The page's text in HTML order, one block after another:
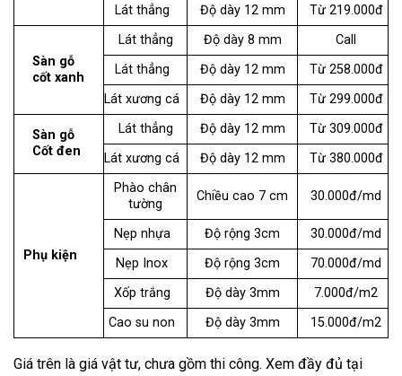
Lát thẳng Độ dày 12 mm Từ 219.000đ
Sàn gỗ
cốt xanh
Lát thẳng Độ dày 8 mm
Call
Lát thẳng
Độ dày 12 mm
Từ 258.000đ
Lát xương cá
Độ dày 12 mm Từ 299.000đ
Sàn gỗ
Cốt đen
Lát thẳng Độ dày 12 mm
Từ 309.000đ
Lát xương cá
Độ dày 12 mm Từ 380.000đ
Phụ kiện
Phào chân
tường
Chiều cao 7 cm 30.000đ/md
Nẹp nhựa Độ rộng 3cm
30.000đ/md
Nẹp Inox
Độ rộng 3cm
70.000đ/md
Xốp trắng
Độ dày 3mm
7.000đ/m2
Cao su non
Độ dày 3mm 15.000đ/m2
Giá trên là giá vật tư, chưa gồm thi công. Xem đầy đủ tại